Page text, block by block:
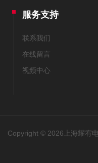
服务支持
联系我们
在线留言
视频中心
Copyright © 2026上海耀宥